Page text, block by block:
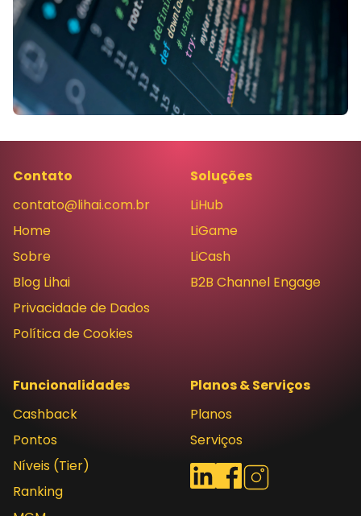
Contato
contato@lihai.com.br
Home
Sobre
Blog Lihai
Privacidade de Dados
Política de Cookies
Soluções
LiHub
LiGame
LiCash
B2B Channel Engage
Funcionalidades
Cashback
Pontos
Níveis (Tier)
Ranking
Planos & Serviços
Planos
Serviços
Redes sociais
LinkedInFacebook
Instagram